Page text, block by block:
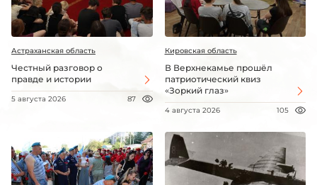
Астраханская область
Честный разговор о
правде и истории
5 августа 2026 87
Кировская область
В Верхнекамье прошёл
патриотический квиз
«Зоркий глаз»
4 августа 2026 105